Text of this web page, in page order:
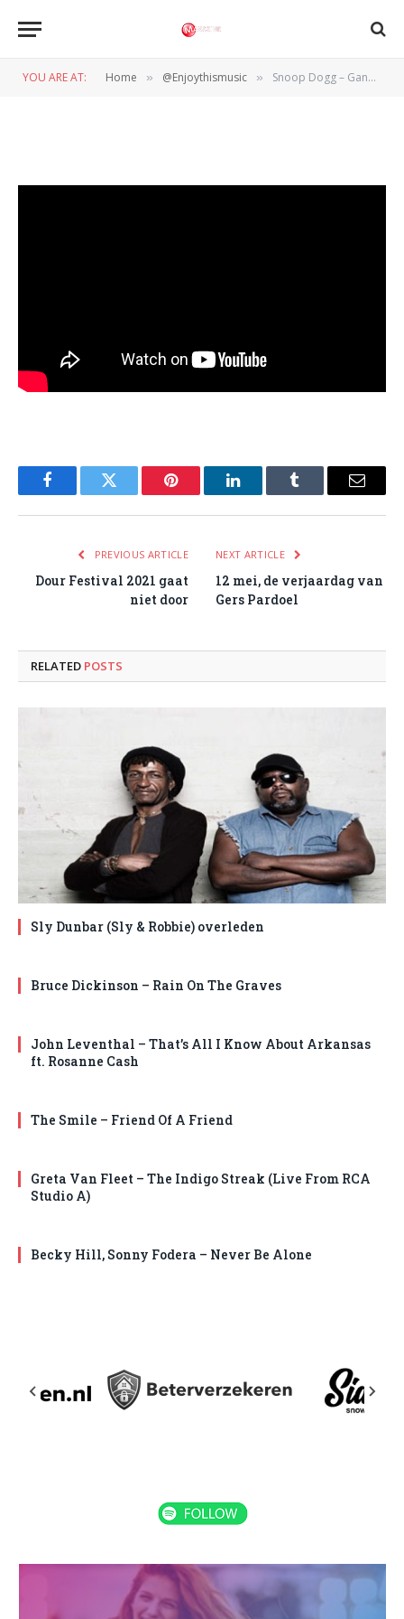
YOU ARE AT: Home » @Enjoythismusic » Snoop Dogg – Gang Signs (feat. Mozzy)
Snoop Dogg – Gang Signs (feat.
FacebookTwitter Pinterest LinkedInTumblr Email
PREVIOUS ARTICLE
Dour Festival 2021 gaat
niet door
NEXT ARTICLE
12 mei, de verjaardag van
Gers Pardoel
RELATED POSTS
Sly Dunbar (Sly & Robbie) overleden
Bruce Dickinson – Rain On The Graves
John Leventhal – That’s All I Know About Arkansas
ft. Rosanne Cash
The Smile – Friend Of A Friend
Greta Van Fleet – The Indigo Streak (Live From RCA
Studio A)
Becky Hill, Sonny Fodera – Never Be Alone